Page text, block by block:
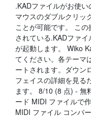
.KADファイルがお使い
マウスのダブルクリッ
ことが可能です。 こ
されている.KADファ
が起動します。 Wiko
てください。各テーマ
ートされます。ダウン
フェイスの詳細を見る
ます。 8/10 (8 点) - 無
ード MIDI ファイルで
MIDI ファイル コンバ